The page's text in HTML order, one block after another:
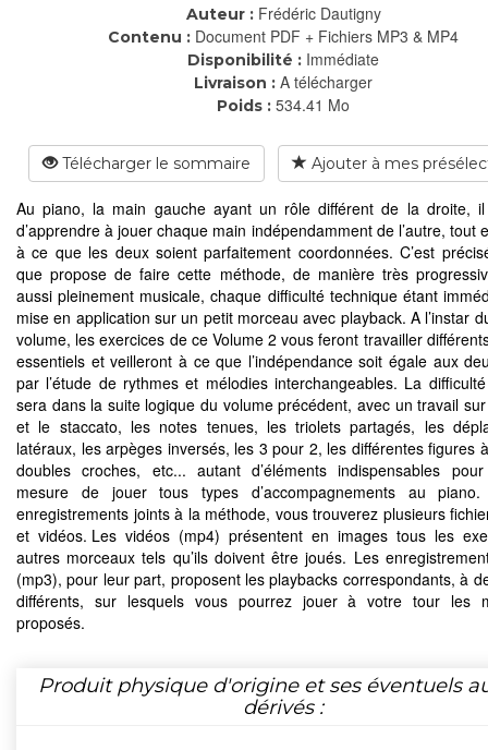
Auteur : Frédéric Dautigny
Contenu : Document PDF + Fichiers MP3 & MP4
Disponibilité : Immédiate
Livraison : A télécharger
Poids : 534.41 Mo
Télécharger le sommaire Ajouter à mes
Au piano, la main gauche ayant un rôle différent de la droite, il
d’apprendre à jouer chaque main indépendamment de l’autre, tout
à ce que les deux soient parfaitement coordonnées. C’est
que propose de faire cette méthode, de manière très
aussi pleinement musicale, chaque difficulté technique étant
mise en application sur un petit morceau avec playback. A l’instar
volume, les exercices de ce Volume 2 vous feront travailler
essentiels et veilleront à ce que l’indépendance soit égale aux
par l’étude de rythmes et mélodies interchangeables. La
sera dans la suite logique du volume précédent, avec un travail
et le staccato, les notes tenues, les triolets partagés, les
latéraux, les arpèges inversés, les 3 pour 2, les différentes figures
doubles croches, etc... autant d’éléments indispensables
mesure de jouer tous types d’accompagnements au
enregistrements joints à la méthode, vous trouverez plusieurs
et vidéos. Les vidéos (mp4) présentent en images tous les
autres morceaux tels qu’ils doivent être joués. Les
(mp3), pour leur part, proposent les playbacks correspondants, à
différents, sur lesquels vous pourrez jouer à votre tour les
proposés.
Produit physique d'origine et ses éventuels
dérivés :